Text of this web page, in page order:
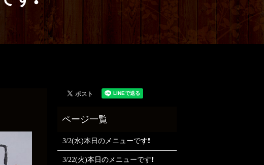
3/2(水)本日のメニューです❗
3/22(火)本日のメニューです❗